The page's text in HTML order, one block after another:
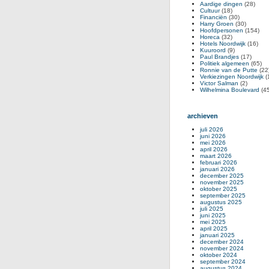
Aardige dingen (28)
Cultuur(18)
Financiën (30)
Harry Groen (30)
Hoofdpersonen (154)
Horeca (32)
Hotels Noordwijk (16)
Kuuroord (9)
Paul Brandjes (17)
Politiek algemeen (65)
Ronnie van de Putte
Verkiezingen Noordwijk
Victor Salman (2)
Wilhelmina Boulevard
archieven
juli 2026
juni 2026
mei 2026
april 2026
maart 2026
februari 2026
januari 2026
december 2025
november 2025
oktober 2025
september 2025
augustus 2025
juli 2025
juni 2025
mei 2025
april 2025
januari 2025
december 2024
november 2024
oktober 2024
september 2024